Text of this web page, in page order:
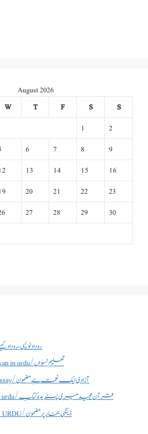
August 2026
W T F S
S
1
2
6 7 8
9
13 14 15
16
20 21 22
23
27 28 29
30
روداد نویسی ،روداد
essay on taleem e niswan in urdu/تعلیم نسواں
azadi aik Naimat hai essay/آزادی ایک نعمت ہے مضمون
quran majeed essay in urdu/قرآن مجید میری پسندیدہ کتاب
DENGUE ESSAY IN URDU/ڈینگی بخار پر مضمون